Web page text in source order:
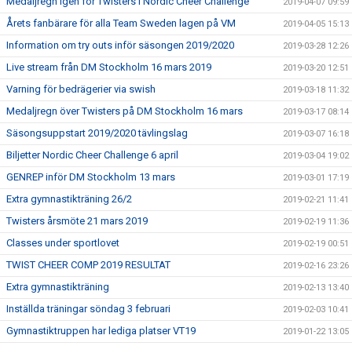
Årets fanbärare för alla Team Sweden lagen på VM 2019-04-05 15:13
Information om try outs inför säsongen 2019/2020 2019-03-28 12:26
Live stream från DM Stockholm 16 mars 2019 2019-03-20 12:51
Varning för bedrägerier via swish 2019-03-18 11:32
Medaljregn över Twisters på DM Stockholm 16 mars 2019-03-17 08:14
Säsongsuppstart 2019/2020 tävlingslag 2019-03-07 16:18
Biljetter Nordic Cheer Challenge 6 april 2019-03-04 19:02
GENREP inför DM Stockholm 13 mars 2019-03-01 17:19
Extra gymnastikträning 26/2 2019-02-21 11:41
Twisters årsmöte 21 mars 2019 2019-02-19 11:36
Classes under sportlovet 2019-02-19 00:51
TWIST CHEER COMP 2019 RESULTAT 2019-02-16 23:26
Extra gymnastikträning 2019-02-13 13:40
Inställda träningar söndag 3 februari 2019-02-03 10:41
Gymnastiktruppen har lediga platser VT19 2019-01-22 13:05